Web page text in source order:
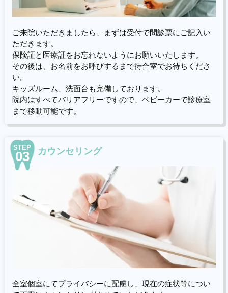
ご来院いただきましたら、まずは受付で問診票にご記入い
ただきます。
保険証と医療証をお忘れないようにお願いいたします。
その後は、お名前をお呼びするまで待合室でお待ちくださ
い。
キッズルーム、洗面台も完備しております。
院内はすべてバリアフリーですので、ベビーカーで診療室
まで移動可能です。
STEP
03 カウンセリング
全室個室にてプライバシーに配慮し、現在の症状等につい